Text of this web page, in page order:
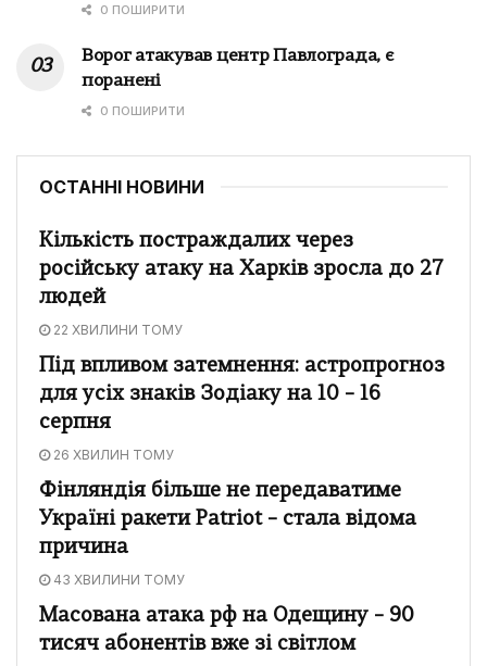
0 ПОШИРИТИ
Ворог атакував центр Павлограда, є
поранені
0 ПОШИРИТИ
ОСТАННІ НОВИНИ
Кількість постраждалих через
російську атаку на Харків зросла до 27
людей
22 ХВИЛИНИ ТОМУ
Під впливом затемнення: астропрогноз
для усіх знаків Зодіаку на 10 – 16
серпня
26 ХВИЛИН ТОМУ
Фінляндія більше не передаватиме
Україні ракети Patriot – стала відома
причина
43 ХВИЛИНИ ТОМУ
Масована атака рф на Одещину – 90
тисяч абонентів вже зі світлом